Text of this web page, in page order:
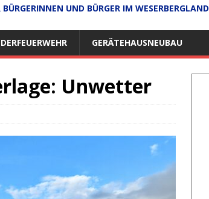
UND BÜRGER IM WESERBERGLAND
GERÄTEHAUSNEUBAU
Unwetter